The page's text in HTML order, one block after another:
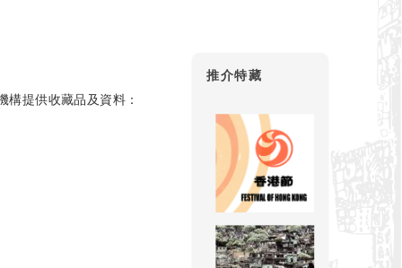
提供收藏品及資料：
推介特藏